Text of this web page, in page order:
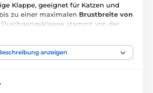
Klappe, geeignet für Katzen und
zu einer maximalen Brustbreite von
Durchgangsklappe stammt von der
sehr einfach und die Klappe kann in
und Ziegelmontiert werden.
anzeigen